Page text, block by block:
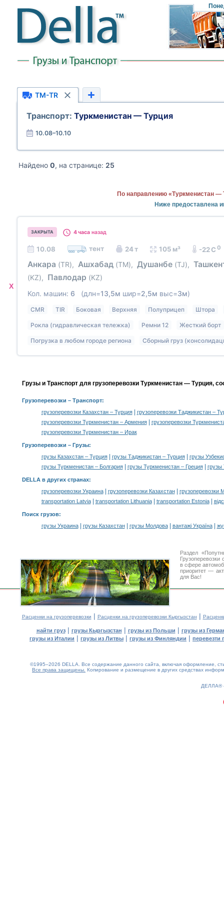
TM-TR
Транспорт: Туркменистан — Турция
10.08–10.10
Найдено 0, на странице: 25
По направлению «Туркменистан —
Ниже предоставлена
X
ЗАКРЫТА 4 часа назад
10.08 тент 24 т 105 м³ -22 C 0
Анкара (TR), Ашхабад (TM), Душанбе (TJ),
(KZ), Павлодар (KZ)
Кол. машин: 6 (длн=13,5м шир=2,5м выс=3м)
CMR TIR Боковая Верхняя Полуприцеп Штора
Рокла (гидравлическая тележка) Ремни 12 Жесткий борт
Погрузка в любом городе региона Сборный груз
Грузы и Транспорт для грузоперевозки Туркменистан — Турция,
Грузоперевозки – Транспорт:
грузоперевозки Казахстан – Турция|
грузоперевозки Таджикистан –
грузоперевозки Туркменистан – Армения|
грузоперевозки
грузоперевозки Туркменистан – Ирак
Грузоперевозки – Грузы:
грузы Казахстан – Турция| грузы Таджикистан – Турция|
грузы
грузы Туркменистан – Болгария| грузы Туркменистан – Греция| грузы
DELLA в других странах:
грузоперевозки Украина| грузоперевозки Казахстан|
грузоперевозки
transportation Latvia| transportation Lithuania| transportation Estonia|
Поиск грузов:
грузы Украина| грузы Казахстан| грузы Молдова| вантажі Україна|
Раздел
в сфере
приоритет —
для Вас!
Расценки на грузоперевозки | Расценки на грузоперевозки Кыргызстан |
найти груз| грузы Кыргызстан | грузы из Польши | грузы из
грузы из Италии | грузы из Литвы | грузы из Финляндии | перевезти
©1995–2026 DELLA. Все содержание данного сайта, включая оформление,
Все права защищены. Копирование и размещение в других средствах